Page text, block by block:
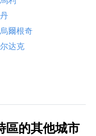
爾根奇
达克
區的其他城市